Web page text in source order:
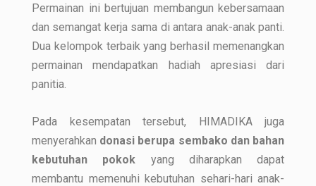
Permainan ini bertujuan membangun kebersamaan
dan semangat kerja sama di antara anak-anak panti.
Dua kelompok terbaik yang berhasil memenangkan
permainan mendapatkan hadiah apresiasi dari
panitia.
Pada kesempatan tersebut, HIMADIKA juga
menyerahkan donasi berupa sembako dan bahan
kebutuhan pokok yang diharapkan dapat
membantu memenuhi kebutuhan sehari-hari anak-